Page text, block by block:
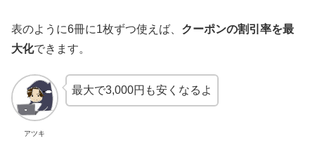
表のように6冊に1枚ずつ使えば、 クーポンの割引率を最
大化できます。
アツキ
最大で3,000円も安くなるよ